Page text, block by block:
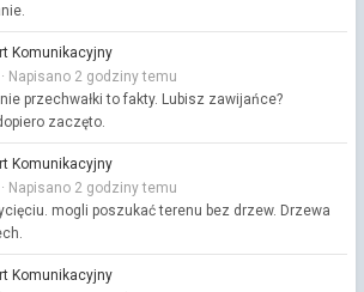
Komunikacyjny
Napisano 2 godziny temu
przechwałki to fakty. Lubisz zawijańce?
zaczęto.
Komunikacyjny
Napisano 2 godziny temu
mogli poszukać terenu bez drzew. Drzewa
Komunikacyjny